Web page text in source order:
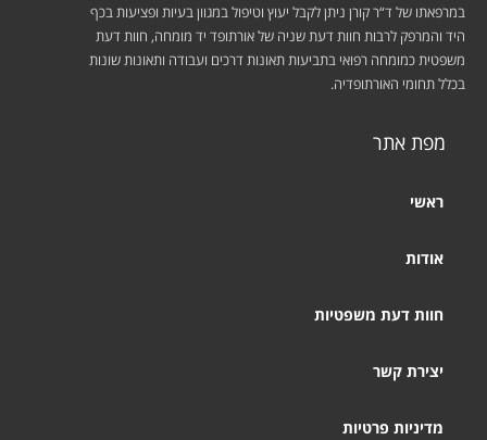
במרפאתו של ד“ר קורן ניתן לקבל יעוץ וטיפול במגוון בעיות ופציעות בכף
היד והמרפק לרבות חוות דעת שניה של אורתופד יד מומחה, חוות דעת
משפטית כמומחה רפואי בתביעות תאונות דרכים ועבודה ותאונות שונות
בכלל תחומי האורתופדיה.
מפת אתר
ראשי
אודות
חוות דעת משפטיות
יצירת קשר
מדיניות פרטיות